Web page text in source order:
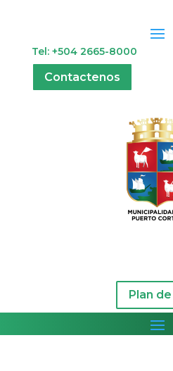
Tel: +504 2665-8000
Contactenos
Plan